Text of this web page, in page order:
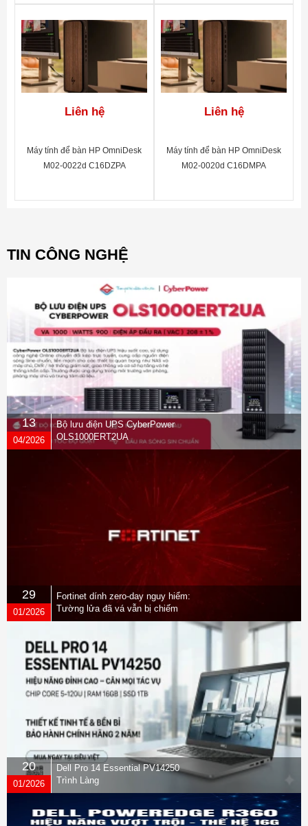
Liên hệ
Máy tính để bàn HP OmniDesk
M02-0022d C16DZPA
Liên hệ
Máy tính để bàn HP OmniDesk
M02-0020d C16DMPA
TIN CÔNG NGHỆ
13
04/2026
Bộ lưu điện UPS CyberPower
OLS1000ERT2UA
29
01/2026
Fortinet dính zero-day nguy hiểm:
Tường lửa đã vá vẫn bị chiếm
quyền
20
01/2026
Dell Pro 14 Essential PV14250
Trình Làng